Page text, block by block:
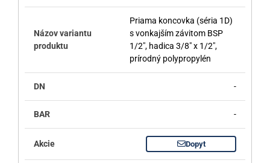
Priama koncovka (séria 1D)
s vonkajším závitom BSP
1/2", hadica 3/8" x 1/2",
prírodný polypropylén
-
-
Dopyt